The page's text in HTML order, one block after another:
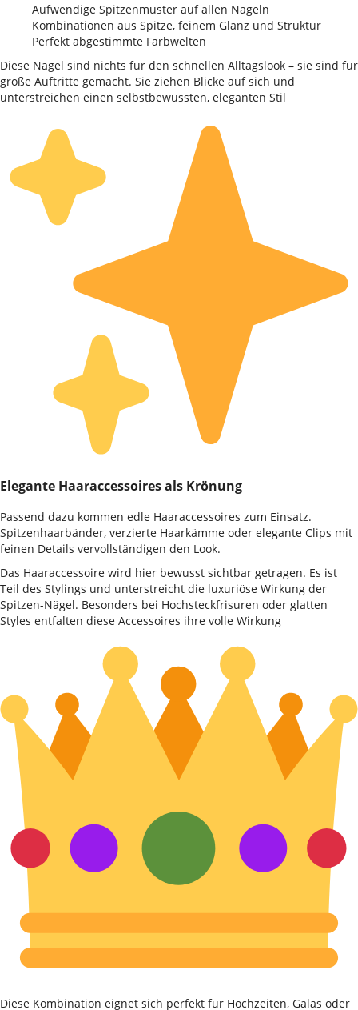
Aufwendige Spitzenmuster auf allen Nägeln
Kombinationen aus Spitze, feinem Glanz und Struktur
Perfekt abgestimmte Farbwelten
Diese Nägel sind nichts für den schnellen Alltagslook – sie sind für
große Auftritte gemacht. Sie ziehen Blicke auf sich und
unterstreichen einen selbstbewussten, eleganten Stil
Elegante Haaraccessoires als Krönung
Passend dazu kommen edle Haaraccessoires zum Einsatz.
Spitzenhaarbänder, verzierte Haarkämme oder elegante Clips mit
feinen Details vervollständigen den Look.
Das Haaraccessoire wird hier bewusst sichtbar getragen. Es ist
Teil des Stylings und unterstreicht die luxuriöse Wirkung der
Spitzen-Nägel. Besonders bei Hochsteckfrisuren oder glatten
Styles entfalten diese Accessoires ihre volle Wirkung
Diese Kombination eignet sich perfekt für Hochzeiten, Galas oder